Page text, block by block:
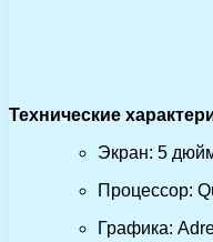
Технические
Экран: 5
Процессор:
Графика: